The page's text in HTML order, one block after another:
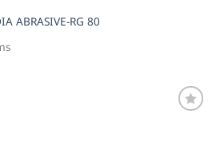
ABRASIVE-RG 80